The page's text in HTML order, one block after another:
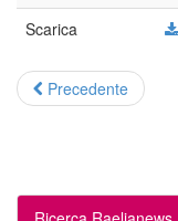
Scarica
Precedente